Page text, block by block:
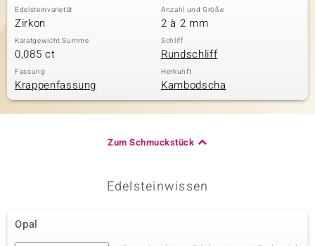
Edelsteinvarietät
Zirkon
Anzahl und Größe
2 à 2 mm
Karatgewicht Summe
0,085 ct
Schliff
Rundschliff
Fassung
Krappenfassung
Herkunft
Kambodscha
Zum Schmuckstück
Edelsteinwissen
Opal